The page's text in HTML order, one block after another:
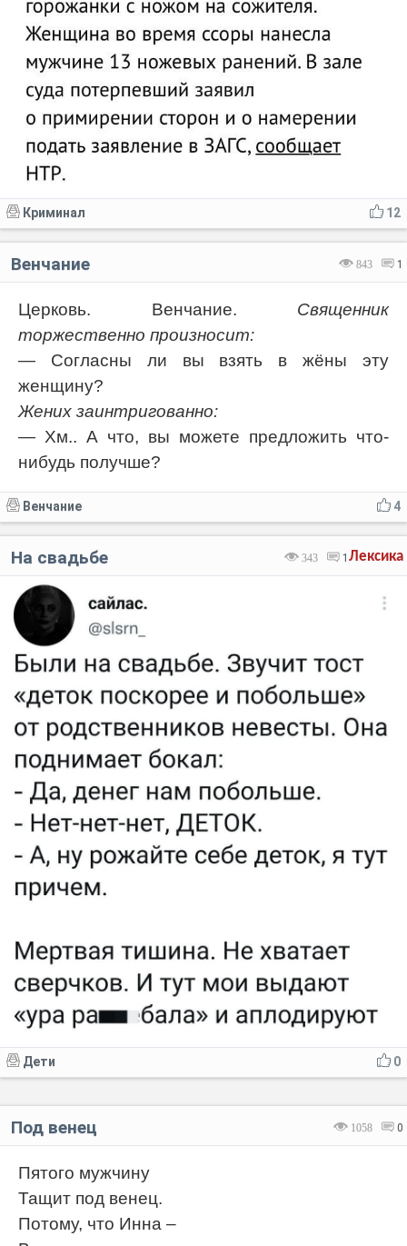
12
Криминал
843 1
Венчание
Церковь. Венчание. Священник
торжественно произносит:
— Согласны ли вы взять в жёны эту
женщину?
Жених заинтригованно:
— Хм.. А что, вы можете предложить что-
нибудь получше?
4
Венчание
Лексика
343 1
На свадьбе
0
Дети
1058 0
Под венец
Пятого мужчину
Тащит под венец.
Потому, что Инна –